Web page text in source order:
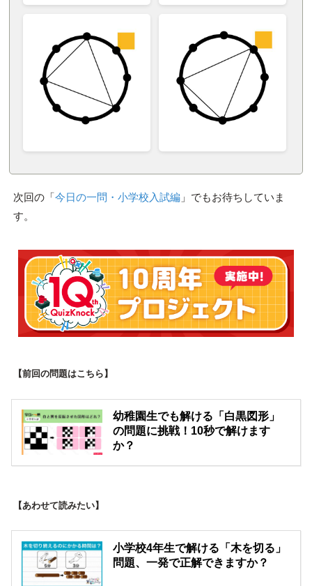
次回の「今日の一問・小学校入試編」でもお待ちしていま
す。
【前回の問題はこちら】
幼稚園生でも解ける「白黒図形」
の問題に挑戦！10秒で解けます
か？
【あわせて読みたい】
小学校4年生で解ける「木を切る」
問題、一発で正解できますか？